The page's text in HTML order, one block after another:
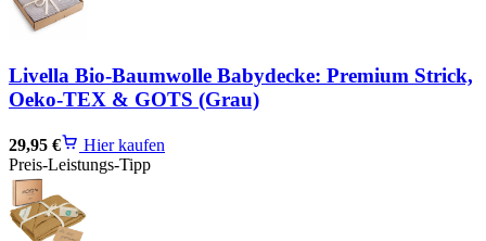
Livella Bio-Baumwolle Babydecke: Premium Strick,
Oeko-TEX & GOTS (Grau)
29,95 €
Hier kaufen
Preis-Leistungs-Tipp